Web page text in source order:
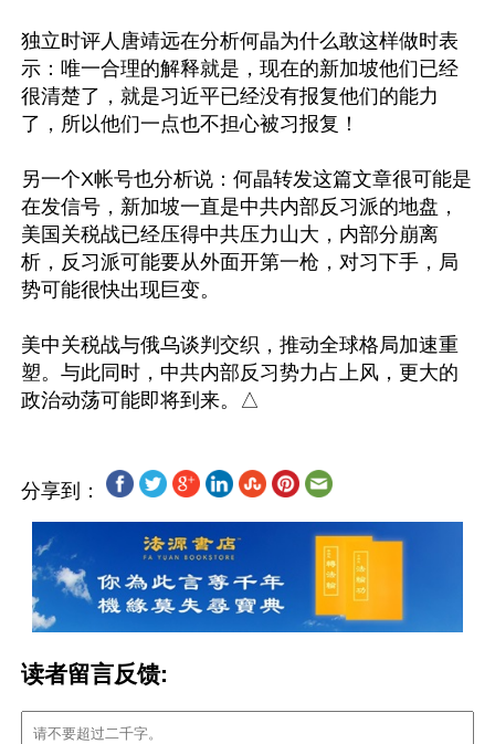
独立时评人唐靖远在分析何晶为什么敢这样做时表
示：唯一合理的解释就是，现在的新加坡他们已经
很清楚了，就是习近平已经没有报复他们的能力
了，所以他们一点也不担心被习报复！
另一个X帐号也分析说：何晶转发这篇文章很可能是
在发信号，新加坡一直是中共内部反习派的地盘，
美国关税战已经压得中共压力山大，内部分崩离
析，反习派可能要从外面开第一枪，对习下手，局
势可能很快出现巨变。
美中关税战与俄乌谈判交织，推动全球格局加速重
塑。与此同时，中共内部反习势力占上风，更大的
分享到：
读者留言反馈: